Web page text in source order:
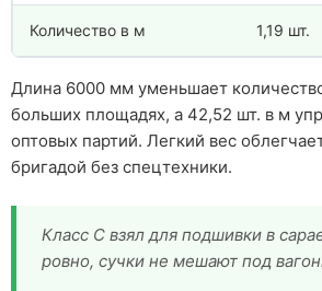
Количество в м 1,19 шт.
Длина 6000 мм уменьшает
больших площадях, а 42,52 шт. в м
оптовых партий. Легкий вес
бригадой без спецтехники.
Класс С взял для подшивки в
ровно, сучки не мешают под